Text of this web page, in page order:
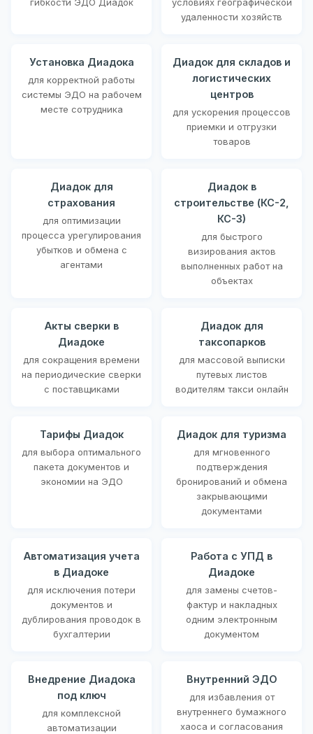
удаленности хозяйств
Установка Диадока
для корректной работы
системы ЭДО на рабочем
месте сотрудника
Диадок для складов и
логистических
центров
для ускорения процессов
приемки и отгрузки
товаров
Диадок для
страхования
для оптимизации
процесса урегулирования
убытков и обмена с
агентами
Диадок в
строительстве (КС-2,
КС-3)
для быстрого
визирования актов
выполненных работ на
объектах
Акты сверки в
Диадоке
для сокращения времени
на периодические сверки
с поставщиками
Диадок для
таксопарков
для массовой выписки
путевых листов
водителям такси онлайн
Тарифы Диадок
для выбора оптимального
пакета документов и
экономии на ЭДО
Диадок для туризма
для мгновенного
подтверждения
бронирований и обмена
закрывающими
документами
Автоматизация учета
в Диадоке
для исключения потери
документов и
дублирования проводок в
бухгалтерии
Работа с УПД в
Диадоке
для замены счетов-
фактур и накладных
одним электронным
документом
Внедрение Диадока
под ключ
для комплексной
автоматизации
Внутренний ЭДО
для избавления от
внутреннего бумажного
хаоса и согласования